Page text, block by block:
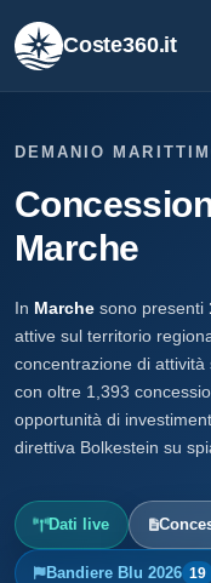
Coste360.it
DEMANIO
Marche
In Marche sono presenti
attive sul territorio
concentrazione di
con oltre 1,393
opportunità di
direttiva Bolkestein su
Dati live
Bandiere Blu 2026 19